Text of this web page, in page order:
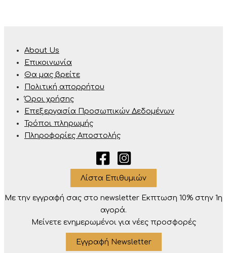
About Us
Επικοινωνία
Θα μας βρείτε
Πολιτική απορρήτου
Όροι χρήσης
Επεξεργασία Προσωπικών Δεδομένων
Τρόποι πληρωμής
Πληροφορίες Αποστολής
Λίστα Επιθυμιών
Με την εγγραφή σας στο newsletter Eκπτωση 10% στην 1η
αγορά.
Μείνετε ενημερωμένοι για νέες προσφορές
Εγγραφή Newsletter